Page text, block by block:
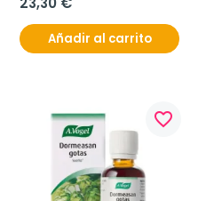
Añadir al carrito
favorite_border